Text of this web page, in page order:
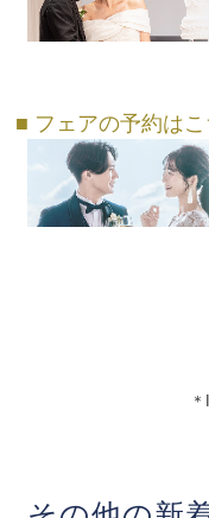
■ フェアの予約は